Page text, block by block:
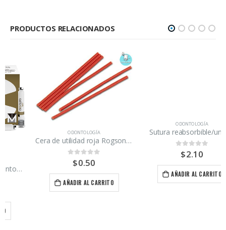
PRODUCTOS RELACIONADOS
ODONTOLOGÍA
Cera de utilidad roja Rogson Wax/tira
AÑADIR AL CARRITO
ODONTOLOGÍA
Sutura reabsorbible/unidad
AÑADIR AL CARRITO